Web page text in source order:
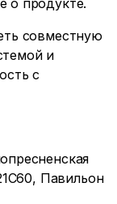
о продукте.
совместную
и
с
Павильон